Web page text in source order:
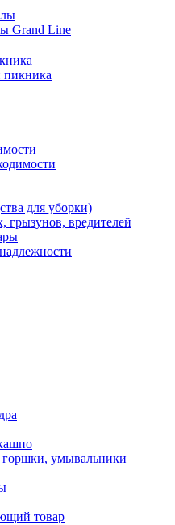
Grand Line
пикника
для уборки)
грызунов, вредителей
горшки, умывальники
товар